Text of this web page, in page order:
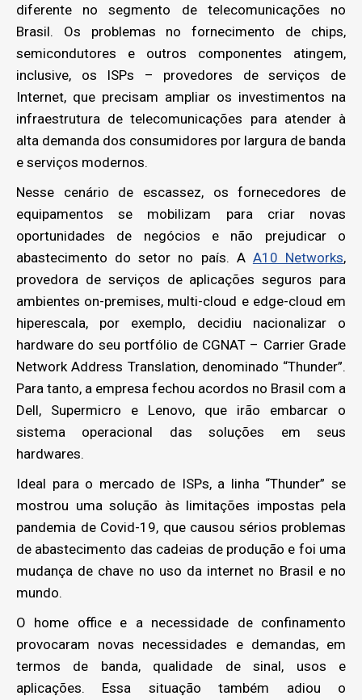
diferente no segmento de telecomunicações no
Brasil. Os problemas no fornecimento de chips,
semicondutores e outros componentes atingem,
inclusive, os ISPs – provedores de serviços de
Internet, que precisam ampliar os investimentos na
infraestrutura de telecomunicações para atender à
alta demanda dos consumidores por largura de banda
e serviços modernos.
Nesse cenário de escassez, os fornecedores de
equipamentos se mobilizam para criar novas
oportunidades de negócios e não prejudicar o
abastecimento do setor no país. A A10 Networks,
provedora de serviços de aplicações seguros para
ambientes on-premises, multi-cloud e edge-cloud em
hiperescala, por exemplo, decidiu nacionalizar o
hardware do seu portfólio de CGNAT – Carrier Grade
Network Address Translation, denominado “Thunder”.
Para tanto, a empresa fechou acordos no Brasil com a
Dell, Supermicro e Lenovo, que irão embarcar o
sistema operacional das soluções em seus
hardwares.
Ideal para o mercado de ISPs, a linha “Thunder” se
mostrou uma solução às limitações impostas pela
pandemia de Covid-19, que causou sérios problemas
de abastecimento das cadeias de produção e foi uma
mudança de chave no uso da internet no Brasil e no
mundo.
O home office e a necessidade de confinamento
provocaram novas necessidades e demandas, em
termos de banda, qualidade de sinal, usos e
aplicações. Essa situação também adiou o